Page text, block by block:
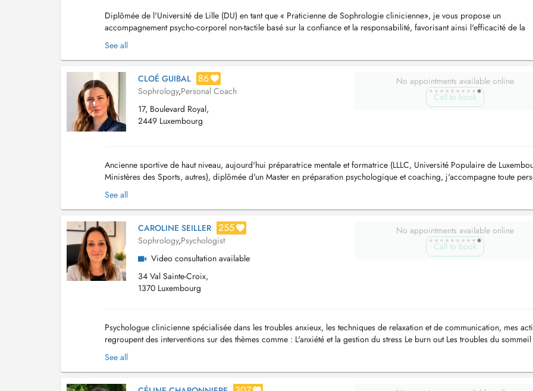
Diplômée de l'Université de Lille (DU) en tant que « Praticienne de Sophrologie clinicienne», je vous propose un
accompagnement psycho-corporel non-tactile basé sur la confiance et la responsabilité, favorisant ainsi l'efficacité de la
démarche thérapeutique. Je consulte en séance individuelle ou...
See all
CLOÉ GUIBAL 86
Sophrology,Personal Coach
17, Boulevard Royal,
2449 Luxembourg
No appointments available online
Call to book
Ancienne sportive de haut niveau, aujourd'hui préparatrice mentale et formatrice (LLLC, Université Populaire de
Ministères des Sports, autres), diplômée d'un Master en préparation psychologique et coaching, j'accompagne toute
souhaitant se sentir bien au quotidien tout en atteig...
See all
CAROLINE SEILLER 255
Sophrology,Psychologist
Video consultation available
34 Val Sainte-Croix,
1370 Luxembourg
No appointments available online
Call to book
Psychologue clinicienne spécialisée dans les troubles anxieux, les techniques de relaxation et de communication, mes
regroupent des interventions sur des thèmes comme : L'anxiété et la gestion du stress Le burn out Les troubles du sommeil
Soutien sur les drames de la vie : deuil,...
See all